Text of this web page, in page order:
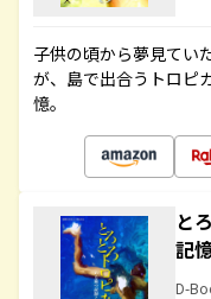
子供の頃から夢見てい
が、島で出合うトロピ
憶。
と
記
D-